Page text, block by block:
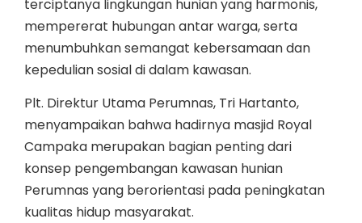
terciptanya lingkungan hunian yang harmonis,
mempererat hubungan antar warga, serta
menumbuhkan semangat kebersamaan dan
kepedulian sosial di dalam kawasan.
Plt. Direktur Utama Perumnas, Tri Hartanto,
menyampaikan bahwa hadirnya masjid Royal
Campaka merupakan bagian penting dari
konsep pengembangan kawasan hunian
Perumnas yang berorientasi pada peningkatan
kualitas hidup masyarakat.